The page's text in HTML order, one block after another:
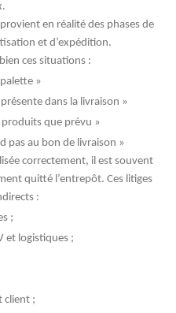
en réalité des phases de
et d’expédition.
ces situations :
»
dans la livraison »
que prévu »
pas au bon de livraison »
correctement, il est souvent
quitté l’entrepôt. Ces litiges
:
;
et logistiques ;
client ;